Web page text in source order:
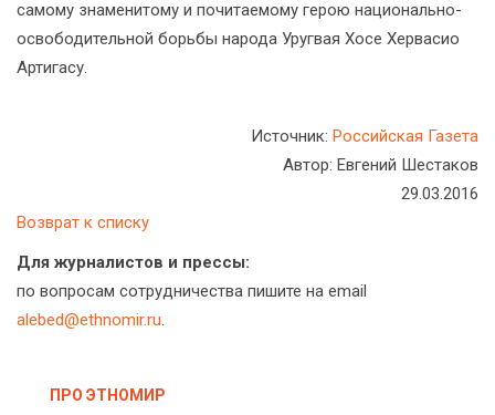
самому знаменитому и почитаемому герою национально-
освободительной борьбы народа Уругвая Хосе Хервасио
Артигасу.
Источник: Российская Газета
Автор: Евгений Шестаков
29.03.2016
Возврат к списку
Для журналистов и прессы:
по вопросам сотрудничества пишите на email
alebed@ethnomir.ru.
ПРО ЭТНОМИР